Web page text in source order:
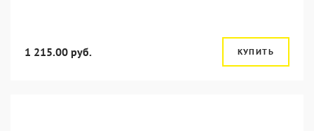
1 215.00 руб. КУПИТЬ